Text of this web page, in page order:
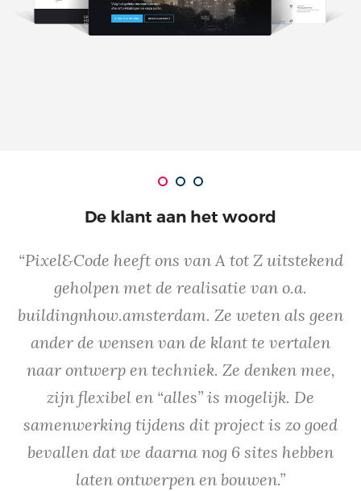
De klant aan het woord
“Pixel&Code heeft ons van A tot Z uitstekend
geholpen met de realisatie van o.a.
buildingnhow.amsterdam. Ze weten als geen
ander de wensen van de klant te vertalen
naar ontwerp en techniek. Ze denken mee,
zijn flexibel en “alles” is mogelijk. De
samenwerking tijdens dit project is zo goed
bevallen dat we daarna nog 6 sites hebben
laten ontwerpen en bouwen.”